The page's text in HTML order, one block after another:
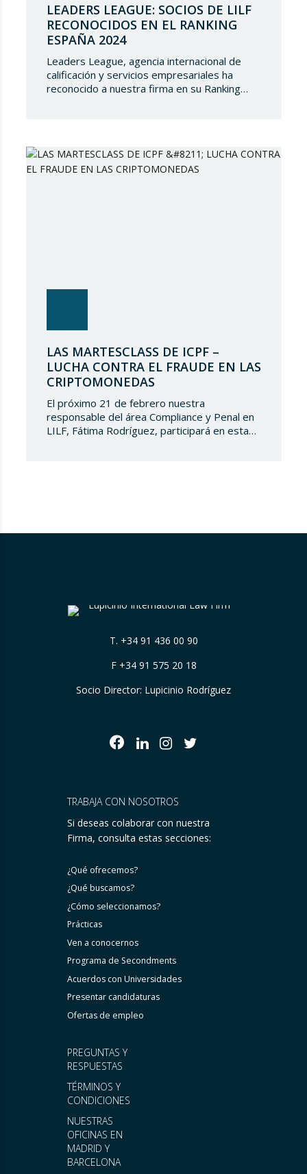
LEADERS LEAGUE: SOCIOS DE LILF
RECONOCIDOS EN EL RANKING
ESPAÑA 2024
Leaders League, agencia internacional de
calificación y servicios empresariales ha
reconocido a nuestra firma en su Ranking
de seguir siendo parte de un directorio tan
selecto, lo que demuestra el gran talento…
LAS MARTESCLASS DE ICPF –
LUCHA CONTRA EL FRAUDE EN LAS
CRIPTOMONEDAS
El próximo 21 de febrero nuestra
responsable del área Compliance y Penal en
LILF, Fátima Rodríguez, participará en esta
T. +34 91 436 00 90
F +34 91 575 20 18
Socio Director: Lupicinio Rodríguez
PREGUNTAS Y
RESPUESTAS
TÉRMINOS Y
CONDICIONES
NUESTRAS
OFICINAS EN
MADRID Y
BARCELONA
TRABAJA CON NOSOTROS
Si deseas colaborar con nuestra
Firma, consulta estas secciones:
¿Qué ofrecemos?
¿Qué buscamos?
¿Cómo seleccionamos?
Prácticas
Ven a conocernos
Programa de Secondments
Acuerdos con Universidades
Presentar candidaturas
Ofertas de empleo